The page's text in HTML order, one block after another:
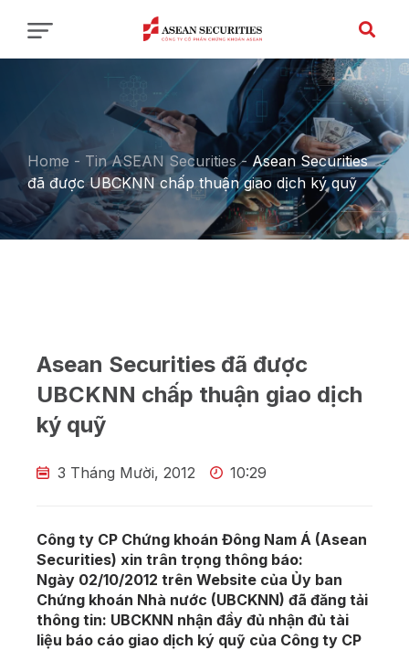
Home - Tin ASEAN Securities- Asean Securities
đã được UBCKNN chấp thuận giao dịch ký quỹ
Asean Securities đã được
UBCKNN chấp thuận giao dịch
ký quỹ
3 Tháng Mười, 2012 10:29
Công ty CP Chứng khoán Đông Nam Á (Asean
Securities) xin trân trọng thông báo:
Ngày 02/10/2012 trên Website của Ủy ban
Chứng khoán Nhà nước (UBCKNN) đã đăng tải
thông tin: UBCKNN nhận đầy đủ nhận đủ tài
liệu báo cáo giao dịch ký quỹ của Công ty CP